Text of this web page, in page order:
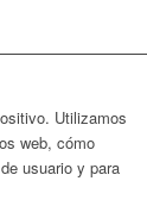
Utilizamos
web, cómo
usuario y para